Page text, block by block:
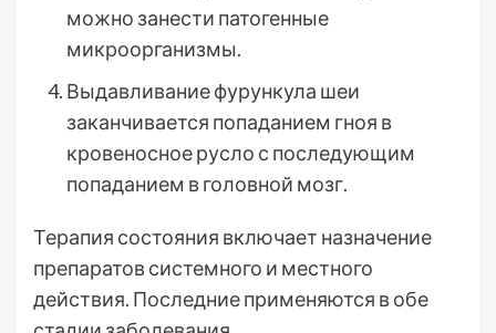
можно занести патогенные
микроорганизмы.
Выдавливание фурункула шеи
заканчивается попаданием гноя в
кровеносное русло с последующим
попаданием в головной мозг.
Терапия состояния включает назначение
препаратов системного и местного
действия. Последние применяются в обе